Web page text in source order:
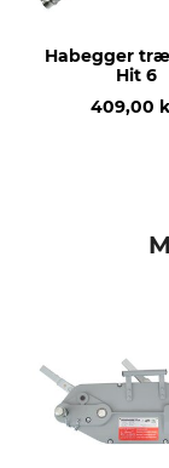
Habegger
Hit 6
409,00